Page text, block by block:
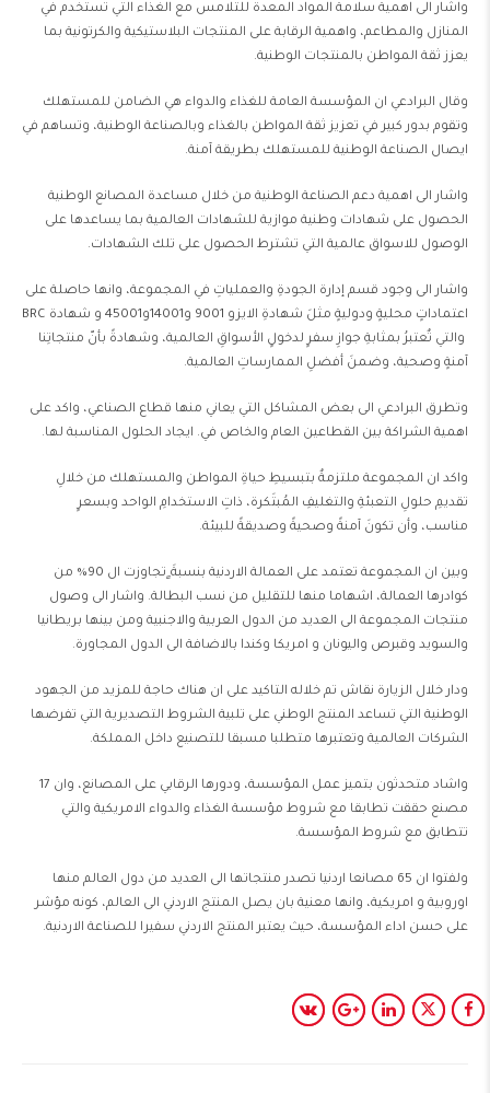
واشار الى اهمية سلامة المواد المعدة للتلامس مع الغذاء التي تستخدم في
المنازل والمطاعم، واهمية الرقابة على المنتجات البلاستيكية والكرتونية بما
يعزز ثقة المواطن بالمنتجات الوطنية.
وقال البرادعي ان المؤسسة العامة للغذاء والدواء هي الضامن للمستهلك
وتقوم بدور كبير في تعزيز ثقة المواطن بالغذاء وبالصناعة الوطنية، وتساهم في
ايصال الصناعة الوطنية للمستهلك بطريقة آمنة.
واشار الى اهمية دعم الصناعة الوطنية من خلال مساعدة المصانع الوطنية
الحصول على شهادات وطنية موازية للشهادات العالمية بما يساعدها على
الوصول للاسواق عالمية التي تشترط الحصول على تلك الشهادات.
واشار الى وجود قسم إدارة الجودةِ والعملياتِ في المجموعة، وانها حاصلة على
اعتماداتٍ محليةٍ ودوليةٍ مثلَ شهادةِ الايزو 9001 و14001و45001 و شهادة BRC
والتي تٌعتبرُ بمثابةِ جوازِ سفرٍ لدخولٍ الأسواقِ العالمية، وشهادةً بأنّ منتجاتِنا
آمنةٍ وصحية، وضمنَ أفضلِ الممارساتِ العالمية.
وتطرق البرادعي الى بعض المشاكل التي يعاني منها قطاع الصناعي، واكد على
اهمية الشراكة بين القطاعين العام والخاص في. ايجاد الحلول المناسبة لها.
واكد ان المجموعة ملتزمةٌ بتبسيطِ حياةِ المواطن والمستهلك من خلالِ
تقديمِ حلولِ التعبئةِ والتغليفِ المُبتَكرة، ذاتِ الاستخدامِ الواحد وبسعرٍ
مناسب، وأن تكونَ آمنةً وصحيةً وصديقةً للبيئة.
وبين ان المجموعة تعتمد على العمالة الاردنية بنسبةَ ٍتجاوزت ال 90% من
كوادرها العمالة، اشهاما منها للتقليل من نسب البطالة. واشار الى وصول
منتجات المجموعة الى العديد من الدول العربية والاجنبية ومن بينها بريطانيا
والسويد وقبرص واليونان و امريكا وكندا بالاضافة الى الدول المجاورة.
ودار خلال الزيارة نقاش تم خلاله التاكيد على ان هناك حاجة للمزيد من الجهود
الوطنية التي تساعد المنتج الوطني على تلبية الشروط التصديرية التي تفرضها
الشركات العالمية وتعتبرها متطلبا مسبقا للتصنيع داخل المملكة.
واشاد متحدثون بتميز عمل المؤسسة، ودورها الرقابي على المصانع، وان 17
مصنع حققت تطابقا مع شروط مؤسسة الغذاء والدواء الامريكية والتي
تتطابق مع شروط المؤسسة.
ولفتوا ان 65 مصانعا اردنيا تصدر منتجاتها الى العديد من دول العالم منها
اوروبية و امريكية، وانها معنية بان يصل المنتج الاردني الى العالم، كونه مؤشر
على حسن اداء المؤسسة، حيث يعتبر المنتج الاردني سفيرا للصناعة الاردنية.